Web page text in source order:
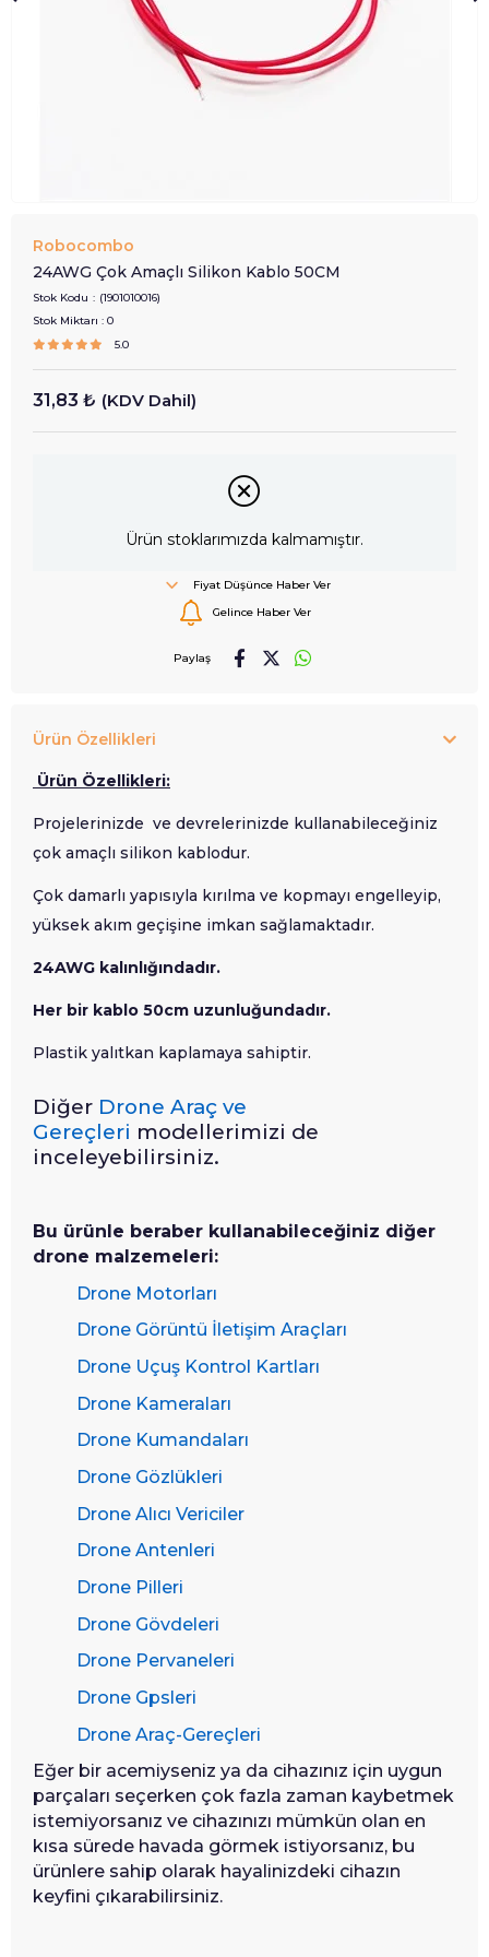
Robocombo
24AWG Çok Amaçlı Silikon Kablo 50CM
Stok Kodu
(1901010016)
Stok Miktarı : 0
5.0
31,83 ₺ (KDV Dahil)
Ürün stoklarımızda kalmamıştır.
Fiyat Düşünce Haber Ver
Gelince Haber Ver
Paylaş
Ürün Özellikleri
Ürün Özellikleri:
Projelerinizde ve devrelerinizde kullanabileceğiniz
çok amaçlı silikon kablodur.
Çok damarlı yapısıyla kırılma ve kopmayı engelleyip,
yüksek akım geçişine imkan sağlamaktadır.
24AWG kalınlığındadır.
Her bir kablo 50cm uzunluğundadır.
Plastik yalıtkan kaplamaya sahiptir.
Diğer Drone Araç ve
Gereçleri modellerimizi de
inceleyebilirsiniz.
Bu ürünle beraber kullanabileceğiniz diğer
drone malzemeleri:
Drone Motorları
Drone Görüntü İletişim Araçları
Drone Uçuş Kontrol Kartları
Drone Kameraları
Drone Kumandaları
Drone Gözlükleri
Drone Alıcı Vericiler
Drone Antenleri
Drone Pilleri
Drone Gövdeleri
Drone Pervaneleri
Drone Gpsleri
Drone Araç-Gereçleri
Eğer bir acemiyseniz ya da cihazınız için uygun
parçaları seçerken çok fazla zaman kaybetmek
istemiyorsanız ve cihazınızı mümkün olan en
kısa sürede havada görmek istiyorsanız, bu
ürünlere sahip olarak hayalinizdeki cihazın
keyfini çıkarabilirsiniz.